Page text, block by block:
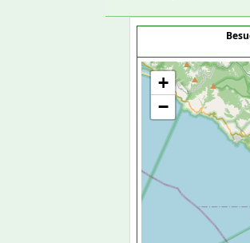
+
−